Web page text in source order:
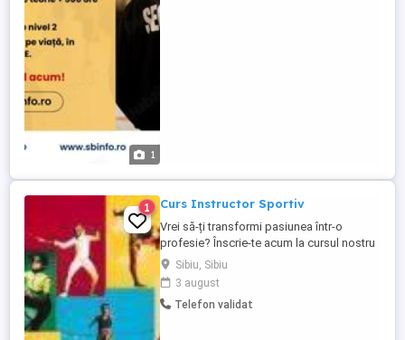
1
1 Curs Instructor Sportiv
Vrei să-ți transformi pasiunea într-o
profesie? Înscrie-te acum la cursul nostru
de Instructor Sportiv și bucură-te de un
Certificat de absolvire valabil pe viață,
eliberat de Ministerul Muncii și Ministerul
Educației. Pentru a putea să-i înveți pe alții
Sibiu, Sibiu
3 august
Telefon validat